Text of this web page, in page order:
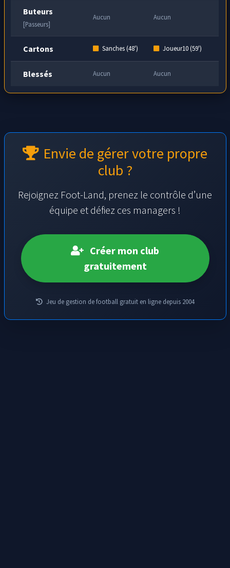
Buteurs
[Passeurs]
Aucun Aucun
Cartons Sanches (48') Joueur10 (59')
Blessés Aucun Aucun
Envie de gérer votre propre
club ?
Rejoignez Foot-Land, prenez le contrôle d’une
équipe et défiez ces managers !
Créer mon club
gratuitement
Jeu de gestion de football gratuit en ligne depuis 2004